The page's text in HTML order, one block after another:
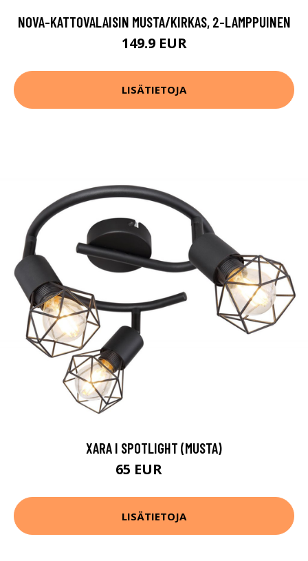
NOVA-KATTOVALAISIN MUSTA/KIRKAS, 2-LAMPPUINEN
149.9 EUR
LISÄTIETOJA
XARA I SPOTLIGHT (MUSTA)
65 EUR
LISÄTIETOJA